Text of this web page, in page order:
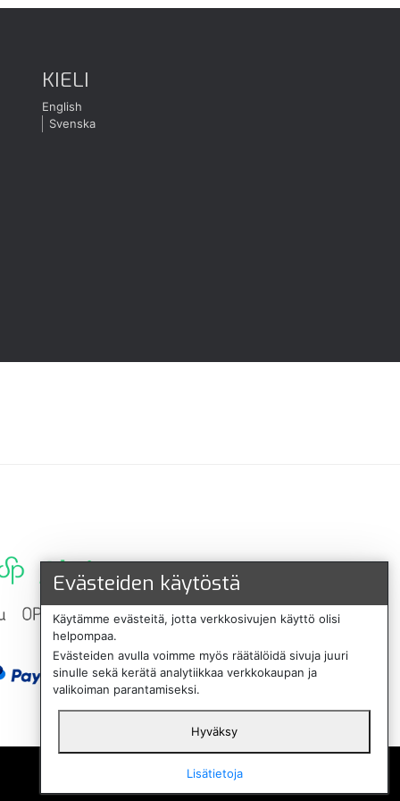
KIELI
English
Svenska
Svenska
Evästeiden käytöstä
Käytämme evästeitä, jotta verkkosivujen käyttö olisi
helpompaa.
Evästeiden avulla voimme myös räätälöidä sivuja juuri
sinulle sekä kerätä analytiikkaa verkkokaupan ja
valikoiman parantamiseksi.
Hyväksy
Lisätietoja